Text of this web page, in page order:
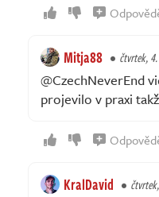
Mitja88 čtvrtek,
@CzechNeverEnd
projevilo v praxi
KralDavid